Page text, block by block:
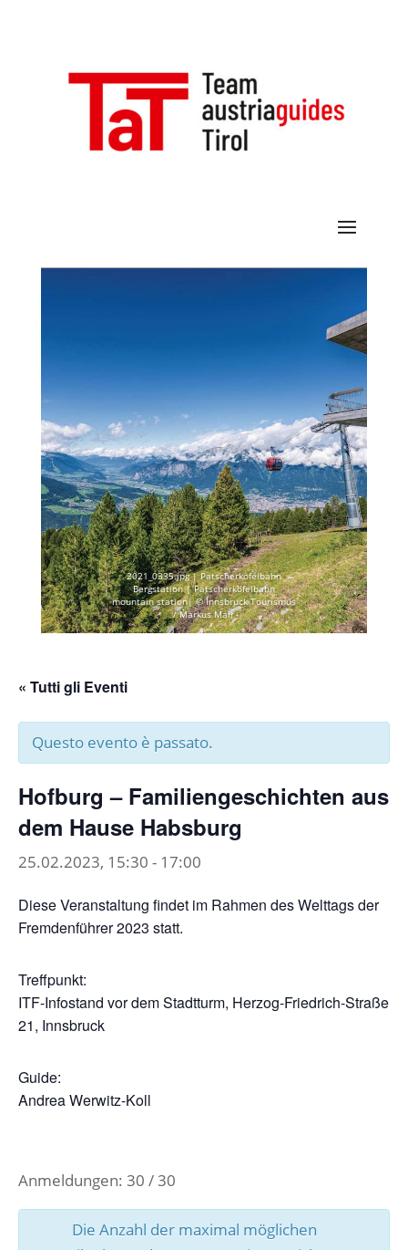
2021_0335.jpg | Patscherkofelbahn
Bergstation | Patscherkofelbahn
mountain station| © Innsbruck Tourismus
/ Markus Mair
« Tutti gli Eventi
Questo evento è passato.
Hofburg – Familiengeschichten aus
dem Hause Habsburg
25.02.2023, 15:30 - 17:00
Diese Veranstaltung findet im Rahmen des Welttags der
Fremdenführer 2023 statt.
Treffpunkt:
ITF-Infostand vor dem Stadtturm, Herzog-Friedrich-Straße
21, Innsbruck
Guide:
Andrea Werwitz-Koll
Anmeldungen: 30 / 30
Die Anzahl der maximal möglichen